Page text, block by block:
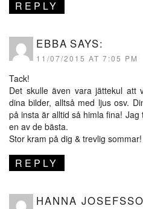
REPLY
EBBA SAYS:
11/07/2015 AT 7:05 PM
Tack!
Det skulle även vara jättekul
dina bilder, alltså med ljus osv.
på insta är alltid så himla fina!
en av de bästa.
Stor kram på dig & trevlig
REPLY
HANNA